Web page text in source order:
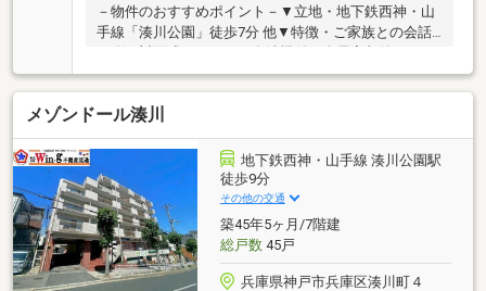
－物件のおすすめポイント－▼立地・地下鉄西神・山
手線「湊川公園」徒歩7分 他▼特徴・ご家族との会話
ス有・フリースペース約6.0帖は窓・収納付、多用途に
活用可能・分譲駐車場権利付(車種による)・ペット飼
育可能(規約制限有)▼設備・浴室乾燥機・TVモニタ付
インターホン▼2024年7月室内リフォーム履歴【交
換】キッチン、UB、洗面化粧台 等【貼替】全居室フ
ローリング・クロス【その他】ハウスクリーニング■
ご希望の住まい探しをお手伝いします
━━━━━・・・物件の詳細・ご相談はお気軽にお問
い合わせください。
メゾンドール湊川
地下鉄西神・山手線 湊川公園駅
徒歩9分
その他の交通
築45年5ヶ月/7階建
総戸数45戸
兵庫県神戸市兵庫区湊川町４